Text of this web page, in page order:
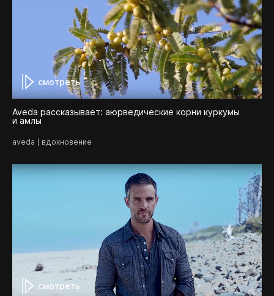
смотреть
Aveda рассказывает: аюрведические корни куркумы
и амлы
aveda вдохновение
смотреть